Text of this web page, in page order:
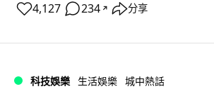
4,127 234 ↗ 分享
科技娛樂 生活娛樂 城中熱話